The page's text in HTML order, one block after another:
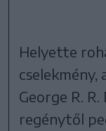
Helyette
cselekmény,
George R.
regénytől